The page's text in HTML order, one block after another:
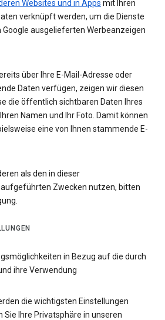
Websites und in Apps mit Ihren
verknüpft werden, um die Dienste
Google ausgelieferten Werbeanzeigen
über Ihre E-Mail-Adresse oder
Daten verfügen, zeigen wir diesen
die öffentlich sichtbaren Daten Ihres
Namen und Ihr Foto. Damit können
eine von Ihnen stammende E-
als den in dieser
Zwecken nutzen, bitten
in Bezug auf die durch
ihre Verwendung
die wichtigsten Einstellungen
Sie Ihre Privatsphäre in unseren